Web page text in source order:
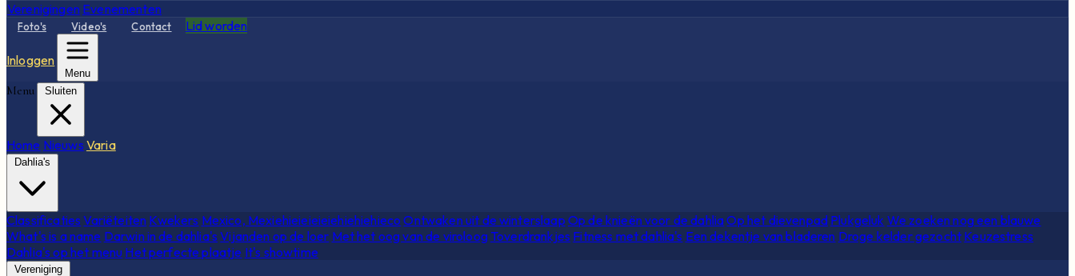
Verenigingen Evenementen
Foto's Video's Contact Lid worden
Inloggen
Menu
Menu Sluiten
Home Nieuws Varia
Dahlia's
Classificaties Variëteiten Kwekers Mexico, Mexiehieieieieiehiehiehieco Ontwaken uit de winterslaap Op de knieën voor de dahliaOp het dievenpad Plukgeluk We zoeken nog een blauwe
What's is a name Darwin in de dahlia's Vijanden op de loer Met het oog van de viroloog Toverdrankjes Fitness met dahlia's Een dekentje van bladeren Droge kelder gezocht Keuzestress
Dahlia's op het menu Het perfecte plaatje It's showtime
Vereniging